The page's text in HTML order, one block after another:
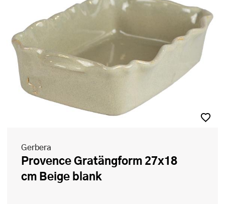
Gerbera
Provence Gratängform 27x18
cm Beige blank